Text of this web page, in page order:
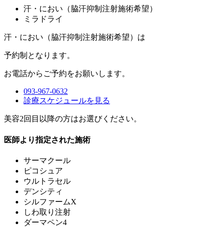
汗・におい（脇汗抑制注射施術希望）
ミラドライ
汗・におい（脇汗抑制注射施術希望）は
予約制 となります。
お電話からご予約をお願いします。
093-967-0632
診療スケジュールを見る
美容2回目以降の方はお選びください。
医師より指定された施術
サーマクール
ピコシュア
ウルトラセル
デンシティ
シルファームX
しわ取り注射
ダーマペン4